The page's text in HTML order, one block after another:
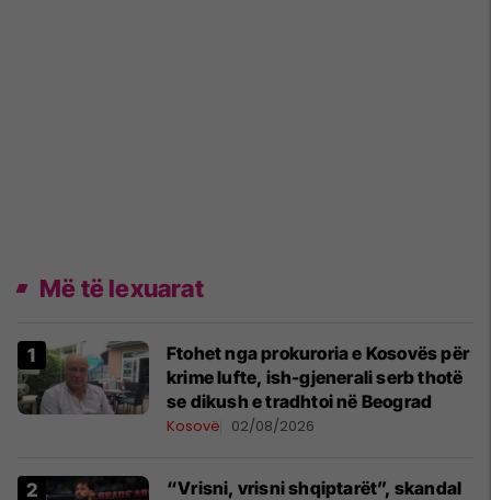
Më të lexuarat
Ftohet nga prokuroria e Kosovës për
krime lufte, ish-gjenerali serb thotë
se dikush e tradhtoi në Beograd
Kosovë 02/08/2026
“Vrisni, vrisni shqiptarët”, skandal